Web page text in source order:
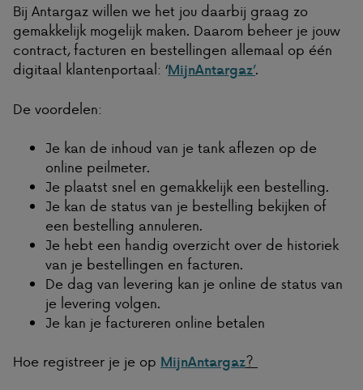
Bij Antargaz willen we het jou daarbij graag zo
gemakkelijk mogelijk maken. Daarom beheer je jouw
contract, facturen en bestellingen allemaal op één
digitaal klantenportaal: ‘MijnAntargaz’.
De voordelen:
Je kan de inhoud van je tank aflezen op de
online peilmeter.
Je plaatst snel en gemakkelijk een bestelling.
Je kan de status van je bestelling bekijken of
een bestelling annuleren.
Je hebt een handig overzicht over de historiek
van je bestellingen en facturen.
De dag van levering kan je online de status van
je levering volgen.
Je kan je factureren online betalen
Hoe registreer je je op MijnAntargaz?